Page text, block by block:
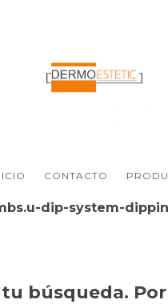
CONTACTO
dip-system-
búsqueda.